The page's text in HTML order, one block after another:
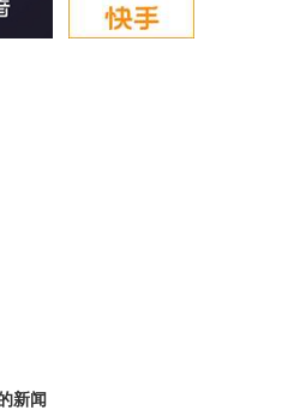
新闻